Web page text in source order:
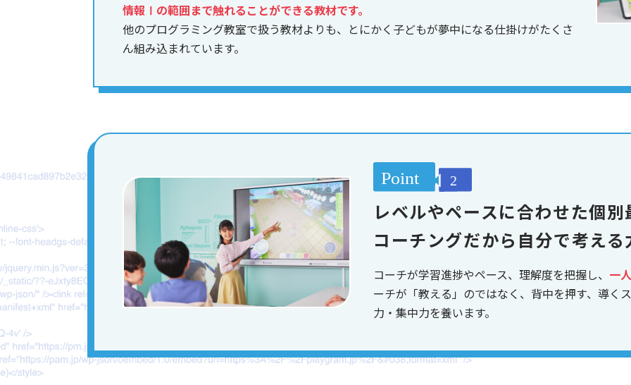
情報Ⅰの範囲まで触れることができる教材です。
他のプログラミング教室で扱う教材よりも、とにかく子どもが夢中になる仕掛けがたくさ
ん組み込まれています。
レベルやペースに合わせた個
コーチングだから自分で考え
コーチが学習進捗やペース、理解度を把握し、 一
ーチが「教える」のではなく、背中を押す、導く
力・集中力を養います。